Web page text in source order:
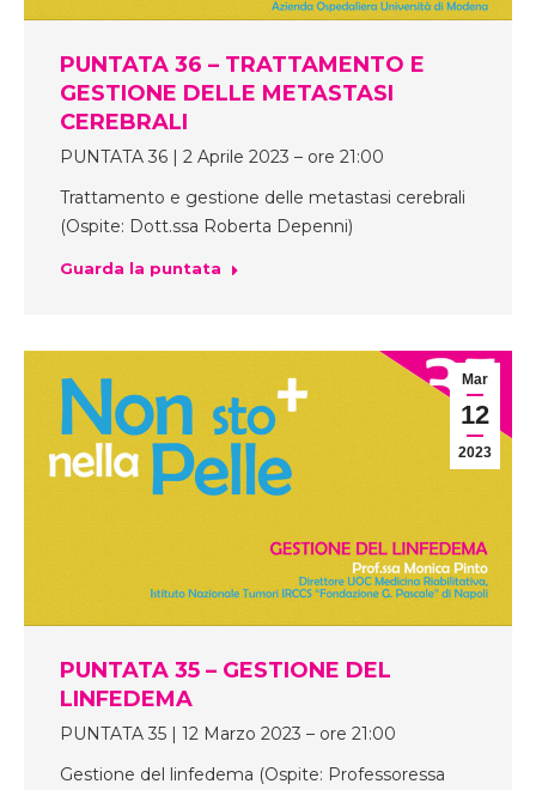
PUNTATA 36 – TRATTAMENTO E
GESTIONE DELLE METASTASI
CEREBRALI
PUNTATA 36 | 2 Aprile 2023 – ore 21:00
Trattamento e gestione delle metastasi cerebrali
(Ospite: Dott.ssa Roberta Depenni)
Guarda la puntata
Mar
12
2023
PUNTATA 35 – GESTIONE DEL
LINFEDEMA
PUNTATA 35 | 12 Marzo 2023 – ore 21:00
Gestione del linfedema (Ospite: Professoressa